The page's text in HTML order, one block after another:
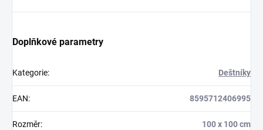
Doplňkové parametry
Kategorie: Deštníky
EAN: 8595712406995
Rozměr: 100 x 100 cm